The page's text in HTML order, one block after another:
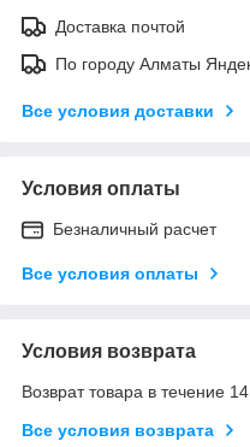
Доставка почтой
По городу Алматы
Все условия доставки
Условия оплаты
Безналичный расчет
Все условия оплаты
Условия возврата
Возврат товара в течение
Все условия возврата